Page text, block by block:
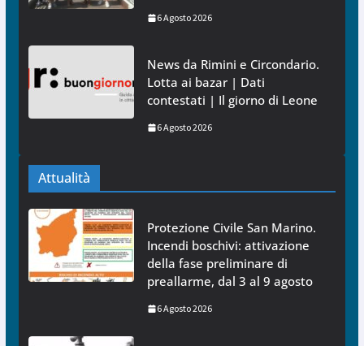
6 Agosto 2026
News da Rimini e Circondario.
Lotta ai bazar | Dati
contestati | Il giorno di Leone
6 Agosto 2026
Attualità
Protezione Civile San Marino.
Incendi boschivi: attivazione
della fase preliminare di
preallarme, dal 3 al 9 agosto
6 Agosto 2026